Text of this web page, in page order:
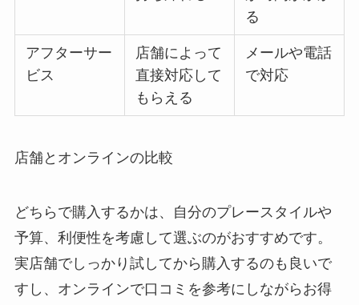
る
アフターサー
ビス
店舗によって
直接対応して
もらえる
メールや電話
で対応
店舗とオンラインの比較
どちらで購入するかは、自分のプレースタイルや
予算、利便性を考慮して選ぶのがおすすめです。
実店舗でしっかり試してから購入するのも良いで
すし、オンラインで口コミを参考にしながらお得